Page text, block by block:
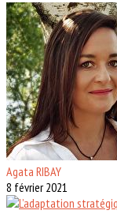
Agata RIBAY
8 février 2021